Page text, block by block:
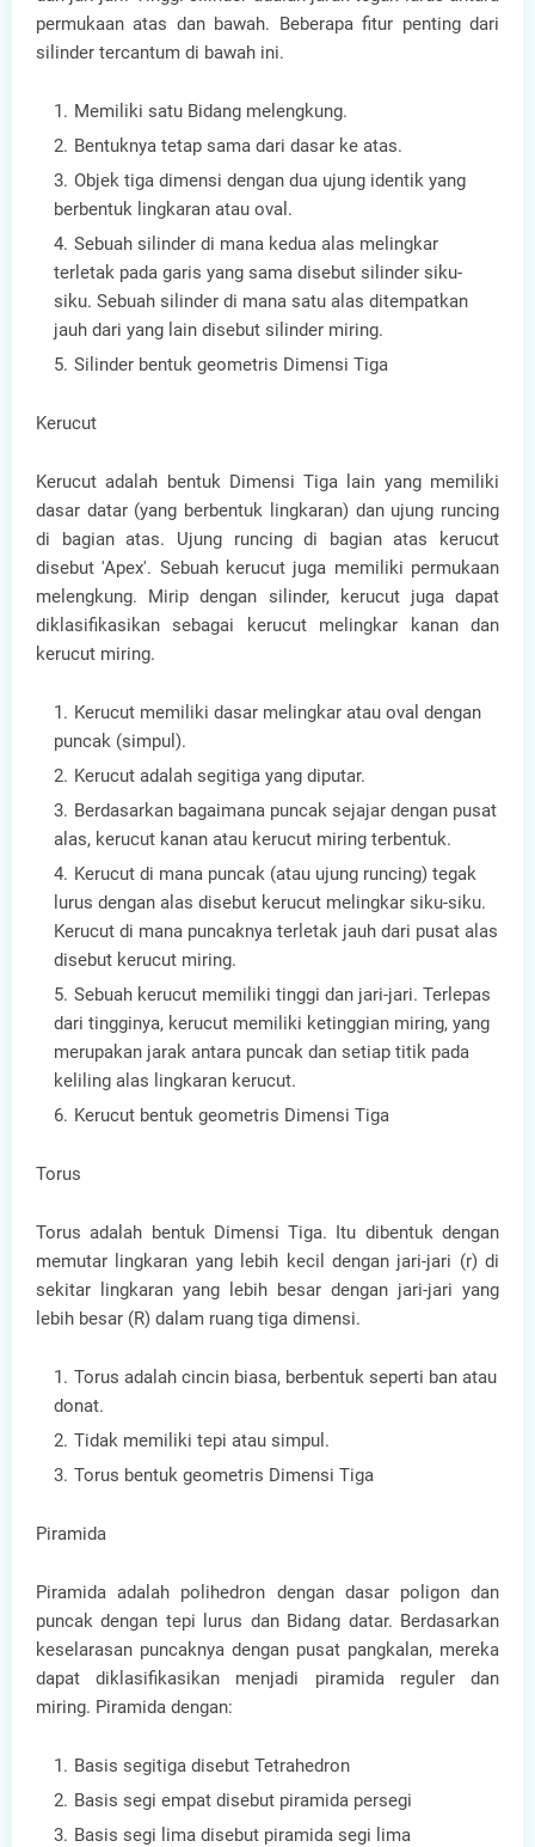
permukaan atas dan bawah. Beberapa fitur penting dari
silinder tercantum di bawah ini.
Memiliki satu Bidang melengkung.
Bentuknya tetap sama dari dasar ke atas.
Objek tiga dimensi dengan dua ujung identik yang
berbentuk lingkaran atau oval.
Sebuah silinder di mana kedua alas melingkar
terletak pada garis yang sama disebut silinder siku-
siku. Sebuah silinder di mana satu alas ditempatkan
jauh dari yang lain disebut silinder miring.
Silinder bentuk geometris Dimensi Tiga
Kerucut
Kerucut adalah bentuk Dimensi Tiga lain yang memiliki
dasar datar (yang berbentuk lingkaran) dan ujung runcing
di bagian atas. Ujung runcing di bagian atas kerucut
disebut 'Apex'. Sebuah kerucut juga memiliki permukaan
melengkung. Mirip dengan silinder, kerucut juga dapat
diklasifikasikan sebagai kerucut melingkar kanan dan
kerucut miring.
Kerucut memiliki dasar melingkar atau oval dengan
puncak (simpul).
Kerucut adalah segitiga yang diputar.
Berdasarkan bagaimana puncak sejajar dengan pusat
alas, kerucut kanan atau kerucut miring terbentuk.
Kerucut di mana puncak (atau ujung runcing) tegak
lurus dengan alas disebut kerucut melingkar siku-siku.
Kerucut di mana puncaknya terletak jauh dari pusat alas
disebut kerucut miring.
Sebuah kerucut memiliki tinggi dan jari-jari. Terlepas
dari tingginya, kerucut memiliki ketinggian miring, yang
merupakan jarak antara puncak dan setiap titik pada
keliling alas lingkaran kerucut.
Kerucut bentuk geometris Dimensi Tiga
Torus
Torus adalah bentuk Dimensi Tiga. Itu dibentuk dengan
memutar lingkaran yang lebih kecil dengan jari-jari (r) di
sekitar lingkaran yang lebih besar dengan jari-jari yang
lebih besar (R) dalam ruang tiga dimensi.
Torus adalah cincin biasa, berbentuk seperti ban atau
donat.
Tidak memiliki tepi atau simpul.
Torus bentuk geometris Dimensi Tiga
Piramida
Piramida adalah polihedron dengan dasar poligon dan
puncak dengan tepi lurus dan Bidang datar. Berdasarkan
keselarasan puncaknya dengan pusat pangkalan, mereka
dapat diklasifikasikan menjadi piramida reguler dan
miring. Piramida dengan:
Basis segitiga disebut Tetrahedron
Basis segi empat disebut piramida persegi
Basis segi lima disebut piramida segi lima